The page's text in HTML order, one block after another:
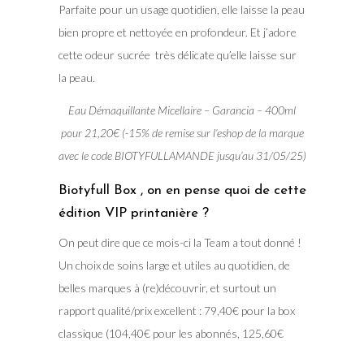
Parfaite pour un usage quotidien, elle laisse la peau
bien propre et nettoyée en profondeur. Et j’adore
cette odeur sucrée très délicate qu’elle laisse sur
la peau.
Eau Démaquillante Micellaire – Garancia – 400ml
pour 21,20€ (-15% de remise sur l’eshop de la marque
avec le code BIOTYFULLAMANDE jusqu’au 31/05/25)
Biotyfull Box , on en pense quoi de cette
édition VIP printanière ?
On peut dire que ce mois-ci la Team a tout donné !
Un choix de soins large et utiles au quotidien, de
belles marques à (re)découvrir, et surtout un
rapport qualité/prix excellent : 79,40€ pour la box
classique (104,40€ pour les abonnés, 125,60€